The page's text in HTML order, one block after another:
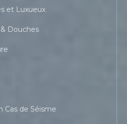
et Luxueux
Douches
Cas de Séisme